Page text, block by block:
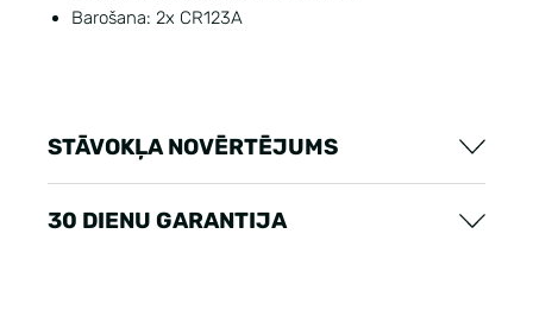
Barošana: 2x CR123A
STĀVOKĻA NOVĒRTĒJUMS
30 DIENU GARANTIJA